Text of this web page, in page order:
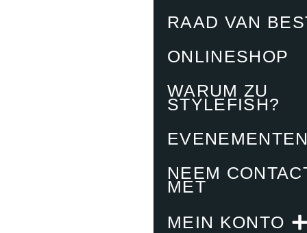
RAAD VAN
ONLINESHOP
WARUM ZU
STYLEFISH?
NEEM
MET
MEIN KONTO